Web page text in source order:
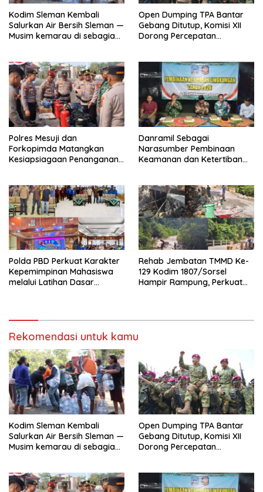
Kodim Sleman Kembali
Salurkan Air Bersih Sleman —
Musim kemarau di sebagian
ketersediaan air bersih dan
menjadi tantangan bagi
sebagian masyarakat.
Merespons kondisi tersebut,
Kodim 0732/Sleman
menyalurkan Bantuan air
hari ini di Padukuhan Jitar
Ngemplak Sumberarum
Moyudan Sleman,Kamis
penyaluran air bersih ini
berharap dapat terus
berupaya menghadirkan
manfaat nyata bagi
masyarakat dengan
memberikan bantuan yang
tepat sasaran, terutama
dalam menghadapi kondisi
darurat seperti keterbatasan
akses air bersih akibat
Sementara Salah satu tokoh
masyarakat padukuhan
Jetak,Didi Kurniawan
mengaku sempat kesulitan
mendapatkan sumber air
bersih, dan dirinya juga
menyampaikan apresiasi
atas bantuan air bersih yang
diberikan oleh Kodim
0732/Sleman ini.(Pendim
0732/Sleman)
Open Dumping TPA Bantar
Gebang Ditutup, Komisi XII
Dorong Percepatan
Polres Mesuji dan
Forkopimda Matangkan
Kesiapsiagaan Penanganan
Danramil Sebagai
Narasumber Pembinaan
Keamanan dan Ketertiban
Polda PBD Perkuat Karakter
Kepemimpinan Mahasiswa
melalui Latihan Dasar
Rehab Jembatan TMMD Ke-
129 Kodim 1807/Sorsel
Hampir Rampung, Perkuat
Rekomendasi untuk kamu
Kodim Sleman Kembali
Salurkan Air Bersih Sleman —
Musim kemarau di sebagian
ketersediaan air bersih dan
menjadi tantangan bagi
Open Dumping TPA Bantar
Gebang Ditutup, Komisi XII
Dorong Percepatan